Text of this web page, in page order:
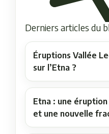
Derniers articles du
Éruptions Vallée
sur l’Etna ?
Etna : une
et une nouvelle